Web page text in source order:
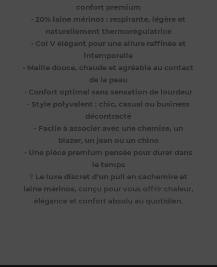
confort premium
• 20% laine mérinos : respirante, légère et
naturellement thermorégulatrice
• Col V élégant pour une allure raffinée et
intemporelle
• Maille douce, chaude et agréable au contact
de la peau
• Confort optimal sans sensation de lourdeur
• Style polyvalent : chic, casual ou business
décontracté
• Facile à associer avec une chemise, un
blazer, un jean ou un chino
• Une pièce premium pensée pour durer dans
le temps
? Le luxe discret d’un pull en cachemire et
laine mérinos, conçu pour vous offrir chaleur,
élégance et confort absolu au quotidien.